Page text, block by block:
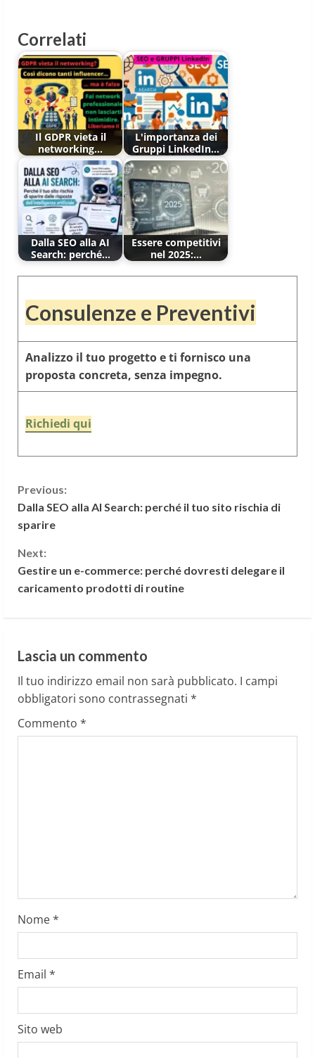
Correlati
Il GDPR vieta il
networking…
L'importanza dei
Gruppi LinkedIn…
Dalla SEO alla AI
Search: perché…
Essere competitivi
nel 2025:…
Consulenze e Preventivi
Analizzo il tuo progetto e ti fornisco una
proposta concreta, senza impegno.
Richiedi qui
C
o
n
t
u
e
R
Previous:
Dalla SEO alla AI Search: perché il tuo sito rischia di
sparire
Next:
Gestire un e-commerce: perché dovresti delegare il
caricamento prodotti di routine
Lascia un commento
Il tuo indirizzo email non sarà pubblicato. I campi
obbligatori sono contrassegnati *
Commento *
Nome*
Email *
Sito web